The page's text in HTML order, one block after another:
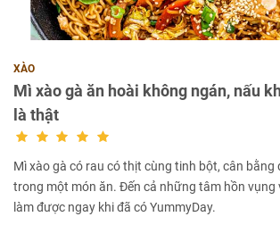
XÀO
Mì xào gà ăn hoài không ngán, nấu
là thật
Mì xào gà có rau có thịt cùng tinh bột, cân bằng
trong một món ăn. Đến cả những tâm hồn vụng
làm được ngay khi đã có YummyDay.